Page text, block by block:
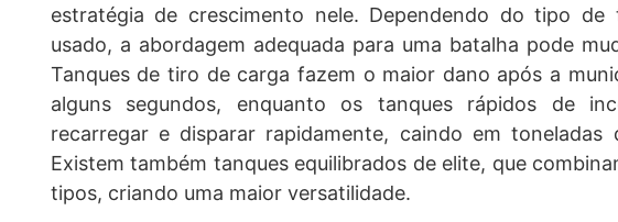
estratégia de crescimento nele. Dependendo do tipo
usado, a abordagem adequada para uma batalha pode
Tanques de tiro de carga fazem o maior dano após a
alguns segundos, enquanto os tanques rápidos de
recarregar e disparar rapidamente, caindo em toneladas
Existem também tanques equilibrados de elite, que
tipos, criando uma maior versatilidade.